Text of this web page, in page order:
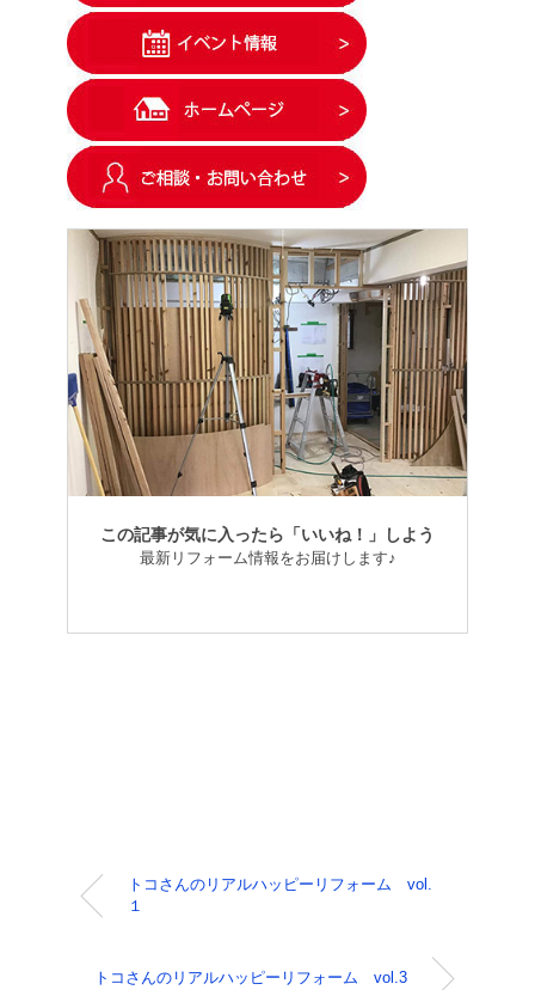
この記事が気に入ったら「いいね！」しよう
最新リフォーム情報をお届けします♪
トコさんのリアルハッピーリフォーム vol.
１
トコさんのリアルハッピーリフォーム vol.3